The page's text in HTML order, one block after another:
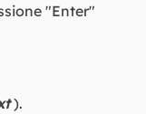
"Enter"
).